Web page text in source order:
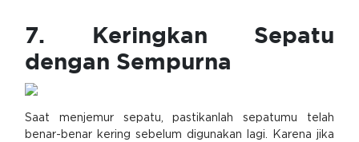
7. Keringkan Sepatu
dengan Sempurna
Saat menjemur sepatu, pastikanlah sepatumu telah
benar-benar kering sebelum digunakan lagi. Karena jika